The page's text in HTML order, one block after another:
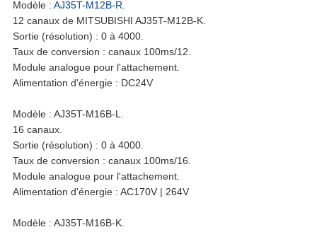
DE
LA
VIE
PRIVÉE
Modèle : AJ35T-M12B-R.
12 canaux de MITSUBISHI AJ35T-M12B-K.
Sortie (résolution) : 0 à 4000.
Taux de conversion : canaux 100ms/12.
Module analogue pour l'attachement.
Alimentation d'énergie : DC24V
Modèle : AJ35T-M16B-L.
16 canaux.
Sortie (résolution) : 0 à 4000.
Taux de conversion : canaux 100ms/16.
Module analogue pour l'attachement.
Alimentation d'énergie : AC170V | 264V
Modèle : AJ35T-M16B-K.